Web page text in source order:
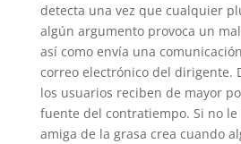
detecta una vez que cualquier
algún argumento provoca un
así­ como envía una
correo electrónico del dirigente.
los usuarios reciben de mayor
fuente del contratiempo. Si no
amiga de la grasa crea cuando